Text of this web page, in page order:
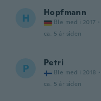
H Hopfmann
Ble med i 2017 ·
ca. 5 år siden
P Petri
Ble med i 2018 ·
ca. 5 år siden